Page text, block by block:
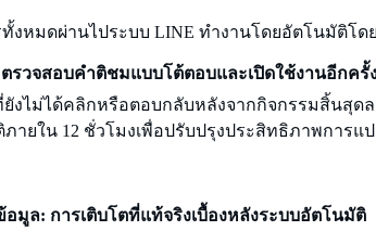
งหมดผ่านไประบบ LINE ทำงานโดยอัตโนมัติโด
รวจสอบคำติชมแบบโต้ตอบและเปิดใช้งานอีกครั้
งไม่ได้คลิกหรือตอบกลับหลังจากกิจกรรมสิ้นสุดล
ายใน 12 ชั่วโมงเพื่อปรับปรุงประสิทธิภาพการแป
มูล: การเติบโตที่แท้จริงเบื้องหลังระบบอัตโนมัติ